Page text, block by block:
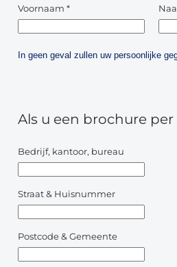
Voornaam *
In geen geval zullen uw persoonlijke
Als u een brochure
Bedrijf, kantoor, bureau
Straat & Huisnummer
Postcode & Gemeente